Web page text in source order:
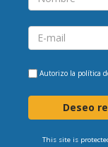
Autorizo la política
Deseo
This site is